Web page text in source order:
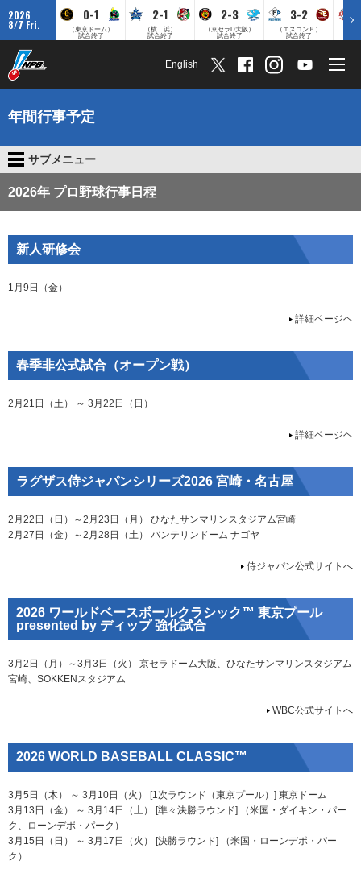
2026
8/7 Fri.
0-1
（東京ドーム）
試合終了
2-1
（横 浜）
試合終了
2-3
（京セラD大阪）
試合終了
3-2
（エスコンＦ）
試合終了
English
年間行事予定
サブメニュー
2026年 プロ野球行事日程
新人研修会
1月9日（金）
詳細ページヘ
春季非公式試合（オープン戦）
2月21日（土） ～ 3月22日（日）
詳細ページヘ
ラグザス侍ジャパンシリーズ2026 宮崎・名古屋
2月22日（日）～2月23日（月） ひなたサンマリンスタジアム宮崎
2月27日（金）～2月28日（土） バンテリンドーム ナゴヤ
侍ジャパン公式サイトへ
2026 ワールドベースボールクラシック™ 東京プール
presented by ディップ 強化試合
3月2日（月）～3月3日（火） 京セラドーム大阪、ひなたサンマリンスタジアム
宮崎、SOKKENスタジアム
WBC公式サイトへ
2026 WORLD BASEBALL CLASSIC™
3月5日（木） ～ 3月10日（火） [1次ラウンド（東京プール）] 東京ドーム
3月13日（金） ～ 3月14日（土） [準々決勝ラウンド] （米国・ダイキン・パー
ク、ローンデポ・パーク）
3月15日（日） ～ 3月17日（火） [決勝ラウンド] （米国・ローンデポ・パー
ク）